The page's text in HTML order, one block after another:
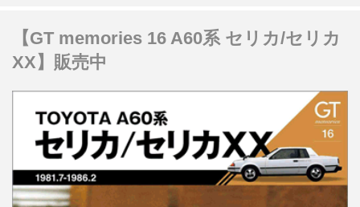
【GT memories 16 A60系 セリカ/セリカ
XX】販売中